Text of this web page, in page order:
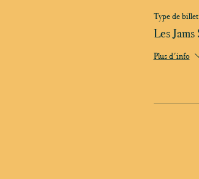
Type de billet
Les Jams
Plus d'info